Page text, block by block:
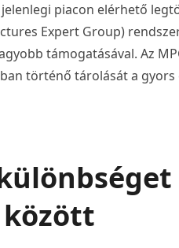
piacon elérhető
Expert Group)
támogatásával. Az
történő tárolását a gyors